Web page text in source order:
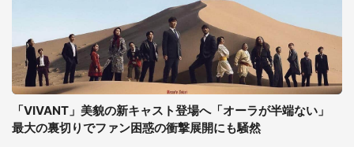
「VIVANT」美貌の新キャスト登場へ「オーラが半端ない」
最大の裏切りでファン困惑の衝撃展開にも騒然